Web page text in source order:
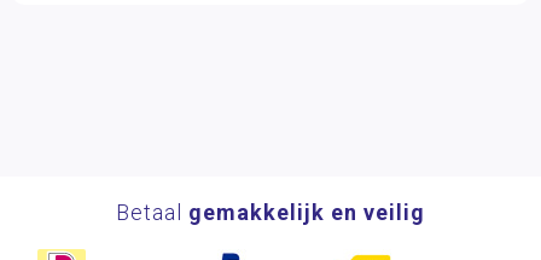
Betaal gemakkelijk en veilig